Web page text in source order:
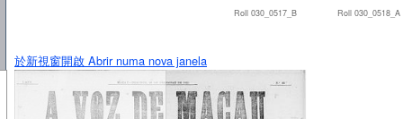
Roll 030_0517_B Roll 030_0518_A
於新視窗開啟 Abrir numa nova janela